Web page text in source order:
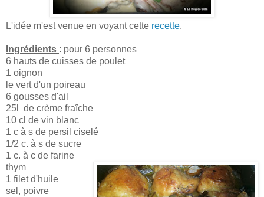
L'idée m'est venue en voyant cette recette.
Ingrédients : pour 6 personnes
6 hauts de cuisses de poulet
1 oignon
le vert d'un poireau
6 gousses d'ail
25l de crème fraîche
10 cl de vin blanc
1 c à s de persil ciselé
1/2 c. à s de sucre
1 c. à c de farine
thym
1 filet d'huile
sel, poivre